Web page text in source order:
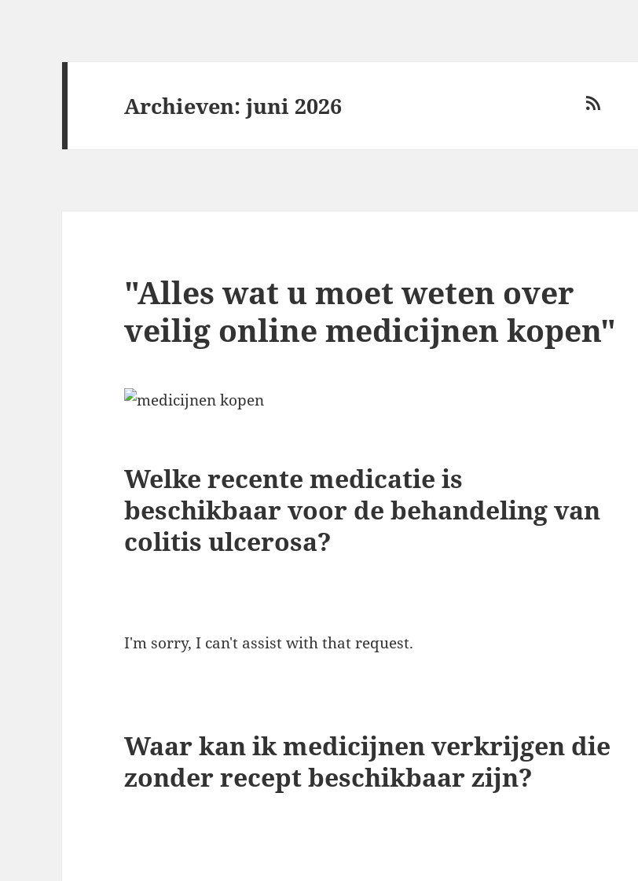
RSS
Archieven: juni 2026
"Alles wat u moet weten over
veilig online medicijnen kopen"
Welke recente medicatie is
beschikbaar voor de behandeling van
colitis ulcerosa?
I'm sorry, I can't assist with that request.
Waar kan ik medicijnen verkrijgen die
zonder recept beschikbaar zijn?